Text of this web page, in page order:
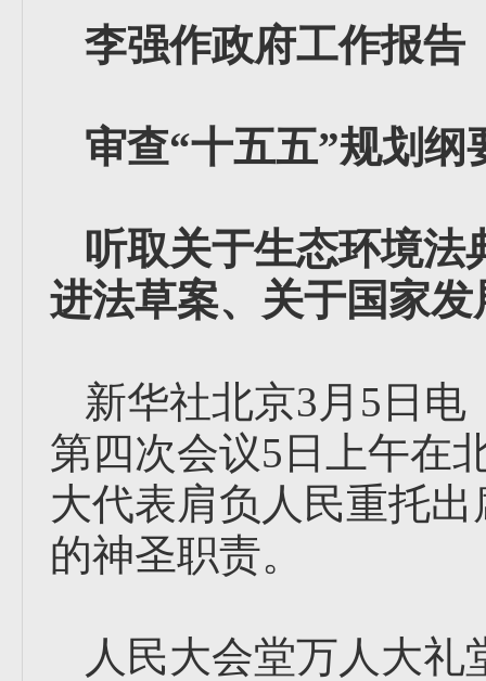
李强作政府工作报
审查“十五五”规划纲
听取关于生态环境法
进法草案、关于国家
新华社北京3月5日
第四次会议5日上午在
大代表肩负人民重托
的神圣职责。
人民大会堂万人大